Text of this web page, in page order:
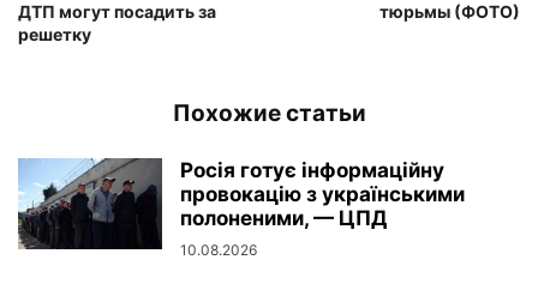
ДТП могут посадить за
решетку
тюрьмы (ФОТО)
Похожие статьи
Росія готує інформаційну
провокацію з українськими
полоненими, — ЦПД
10.08.2026